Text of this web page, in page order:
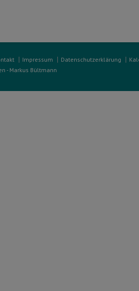
Impressum Datenschutzerklärung
- Markus Bültmann